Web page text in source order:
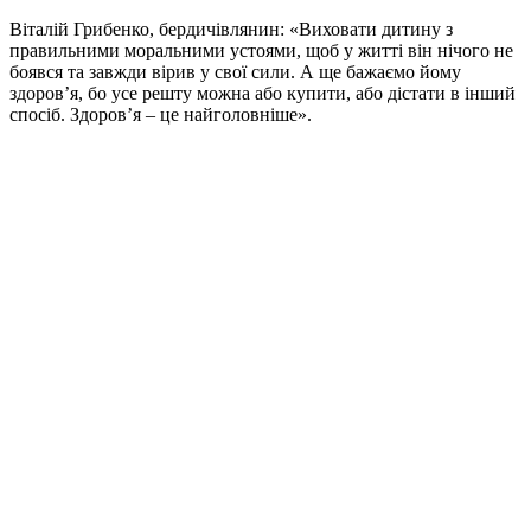
Віталій Грибенко, бердичівлянин: «Виховати дитину з
правильними моральними устоями, щоб у житті він нічого не
боявся та завжди вірив у свої сили. А ще бажаємо йому
здоров’я, бо усе решту можна або купити, або дістати в інший
спосіб. Здоров’я – це найголовніше».